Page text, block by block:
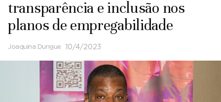
transparência e inclusão nos
planos de empregabilidade
Joaquina Dungue 10/4/2023